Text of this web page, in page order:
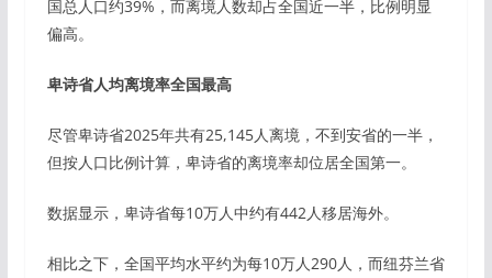
国总人口约39%，而离境人数却占全国近一半，比例明显
偏高。
卑诗省人均离境率全国最高
尽管卑诗省2025年共有25,145人离境，不到安省的一半，
但按人口比例计算，卑诗省的离境率却位居全国第一。
数据显示，卑诗省每10万人中约有442人移居海外。
相比之下，全国平均水平约为每10万人290人，而纽芬兰省